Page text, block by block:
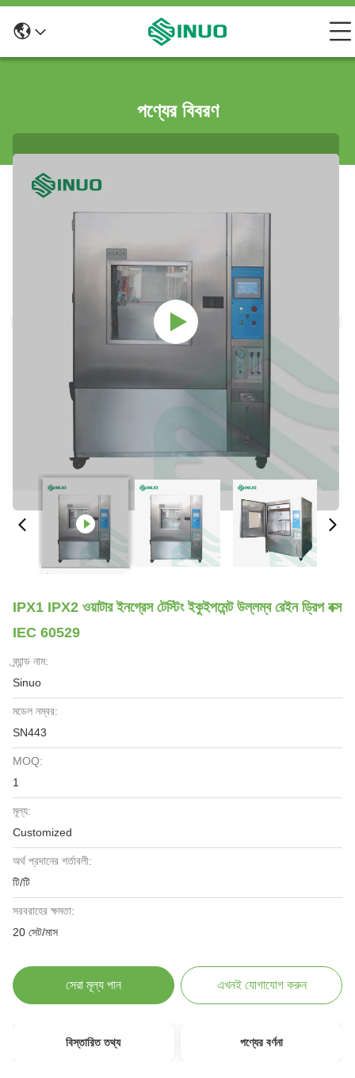
পণ্যের বিবরণ
IPX1 IPX2 ওয়াটার ইনগ্রেস টেস্টিং ইকুইপমেন্ট উল্লম্ব রেইন ড্রিপ বক্স
IEC 60529
ব্র্যান্ড নাম:
Sinuo
মডেল নম্বর:
SN443
MOQ:
1
মূল্য:
Customized
অর্থ প্রদানের শর্তাবলী:
টি/টি
সরবরাহের ক্ষমতা:
20 সেট/মাস
সেরা মূল্য পান এখনই যোগাযোগ করুন
বিস্তারিত তথ্য পণ্যের বর্ণনা